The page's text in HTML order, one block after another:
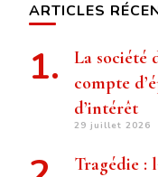
ARTICLES
La société
compte
d’intérêt
29 juillet 2026
Tragédie :